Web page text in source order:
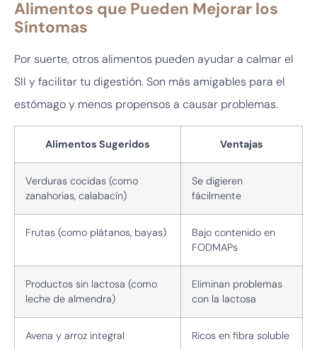
Alimentos que Pueden Mejorar los
Síntomas
Por suerte, otros alimentos pueden ayudar a calmar el
SII y facilitar tu digestión. Son más amigables para el
estómago y menos propensos a causar problemas.
Alimentos Sugeridos Ventajas
Verduras cocidas (como
zanahorias, calabacín)
Se digieren
fácilmente
Frutas (como plátanos, bayas)
Bajo contenido en
FODMAPs
Productos sin lactosa (como
leche de almendra)
Eliminan problemas
con la lactosa
Avena y arroz integral Ricos en fibra soluble